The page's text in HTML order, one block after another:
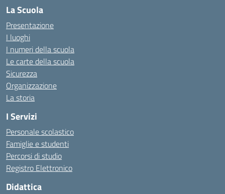
La Scuola
Presentazione
I luoghi
I numeri della scuola
Le carte della scuola
Sicurezza
Organizzazione
La storia
I Servizi
Personale scolastico
Famiglie e studenti
Percorsi di studio
Registro Elettronico
Didattica